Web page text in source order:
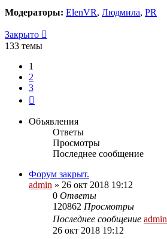
Модераторы: ElenVR, Людмила, PR
Закрыто
133 темы
1
2
3
Объявления
Ответы
Просмотры
Последнее сообщение
Форум закрыт.
admin » 26 окт 2018 19:12
0 Ответы
120862 Просмотры
Последнее сообщение admin
26 окт 2018 19:12